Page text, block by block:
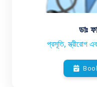
ডাঃ
প্রসূতি, স্ত্রীরোগ